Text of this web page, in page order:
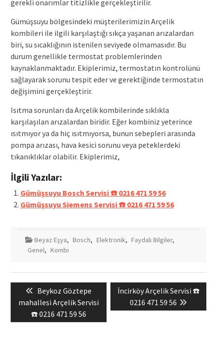
gerekli onarımlar titizlikle gerçekleştirilir.
Gümüşsuyu bölgesindeki müşterilerimizin Arçelik
kombileri ile ilgili karşılaştığı sıkça yaşanan arızalardan
biri, su sıcaklığının istenilen seviyede olmamasıdır. Bu
durum genellikle termostat problemlerinden
kaynaklanmaktadır. Ekiplerimiz, termostatın kontrolünü
sağlayarak sorunu tespit eder ve gerektiğinde termostatın
değişimini gerçekleştirir.
Isıtma sorunları da Arçelik kombilerinde sıklıkla
karşılaşılan arızalardan biridir. Eğer kombiniz yeterince
ısıtmıyor ya da hiç ısıtmıyorsa, bunun sebepleri arasında
pompa arızası, hava kesici sorunu veya peteklerdeki
tıkanıklıklar olabilir. Ekiplerimiz,
İlgili Yazılar:
Gümüşsuyu Bosch Servisi ☎️ 0216 471 59 56
Gümüşsuyu Siemens Servisi ☎️ 0216 471 59 56
Beyaz Eşya, Bosch, Elektronik, Faydalı Bilgiler,
Genel, Kombi
gezinmesi
Previous
post:
Beykoz Göztepe
mahallesi Arçelik Servisi
☎️ 0216 471 59 56
Next
post:
İncirköy Arçelik Servisi ☎️
0216 471 59 56